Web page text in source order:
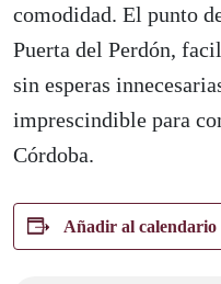
comodidad. El punto
Puerta del Perdón,
sin esperas
imprescindible para
Córdoba.
Añadir al calendario